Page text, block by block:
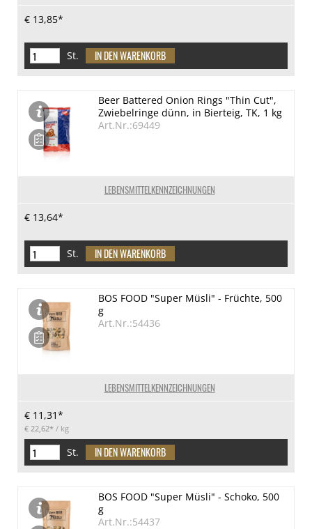
€ 13,85*
St.
LEBENSMITTELKENNZEICHNUNGEN
Beer Battered Onion Rings "Thin Cut",
Zwiebelringe dünn, in Bierteig, TK, 1 kg
Art.Nr.:69449
€ 13,64*
St.
LEBENSMITTELKENNZEICHNUNGEN
BOS FOOD "Super Müsli" - Früchte, 500
g
Art.Nr.:54436
€ 11,31*
€ 22,62* / kg
St.
BOS FOOD "Super Müsli" - Schoko, 500
g
Art.Nr.:54437